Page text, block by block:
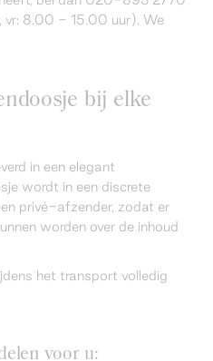
8.00 - 15.00 uur). We
bij elke
in een elegant
wordt in een discrete
privé-afzender, zodat er
worden over de inhoud
het transport volledig
voor u: